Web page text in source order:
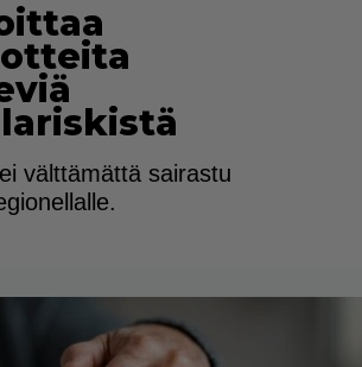
välttämättä sairastu